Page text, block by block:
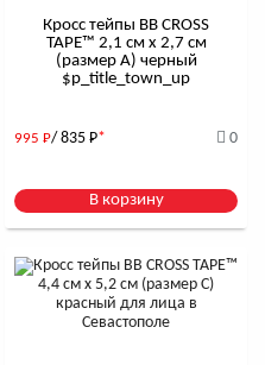
Кросс тейпы BB CROSS
TAPE™ 2,1 см x 2,7 см
(размер А) черный
$р_title_town_up
995 Р/ 835 Р* 0
В корзину